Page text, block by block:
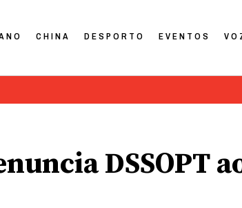
CHINA DESPORTO EVENTOS
DSSOPT